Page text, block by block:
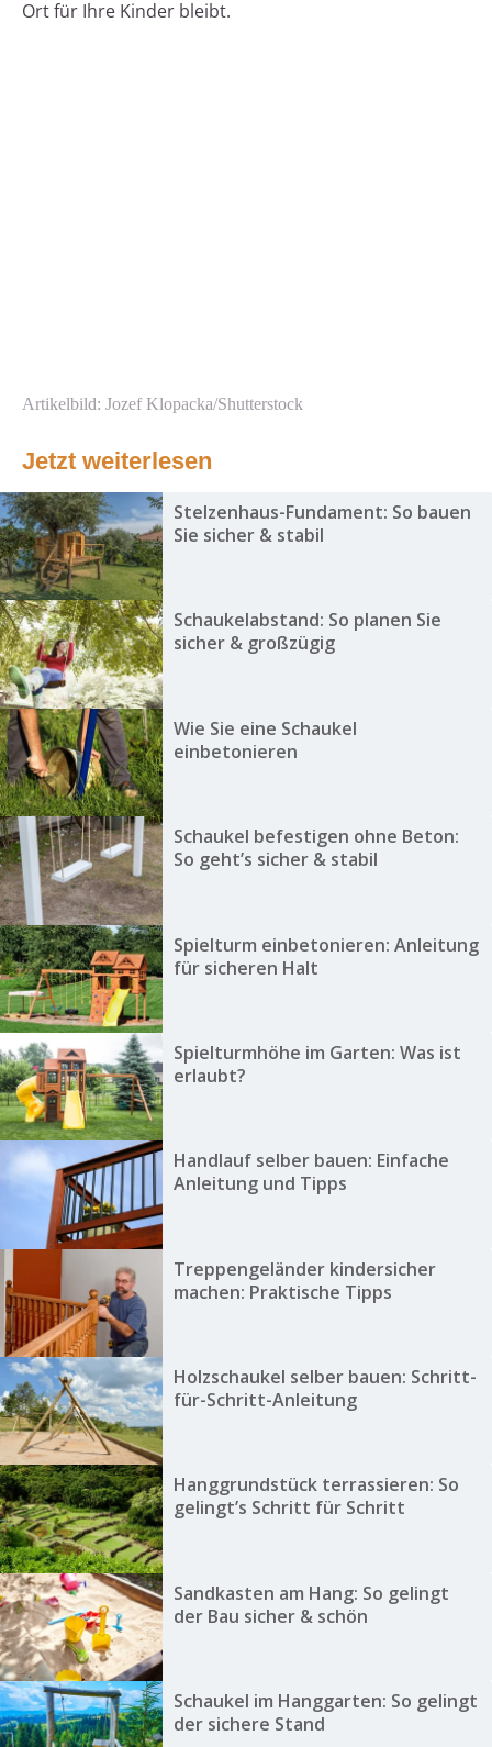
Ort für Ihre Kinder bleibt.
Artikelbild: Jozef Klopacka/Shutterstock
Jetzt weiterlesen
Stelzenhaus-Fundament: So bauen
Sie sicher & stabil
Schaukelabstand: So planen Sie
sicher & großzügig
Wie Sie eine Schaukel
einbetonieren
Schaukel befestigen ohne Beton:
So geht’s sicher & stabil
Spielturm einbetonieren: Anleitung
für sicheren Halt
Spielturmhöhe im Garten: Was ist
erlaubt?
Handlauf selber bauen: Einfache
Anleitung und Tipps
Treppengeländer kindersicher
machen: Praktische Tipps
Holzschaukel selber bauen: Schritt-
für-Schritt-Anleitung
Hanggrundstück terrassieren: So
gelingt’s Schritt für Schritt
Sandkasten am Hang: So gelingt
der Bau sicher & schön
Schaukel im Hanggarten: So gelingt
der sichere Stand